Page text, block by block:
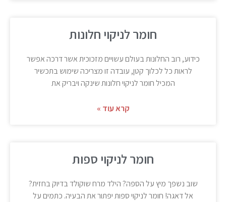
חומר לניקוי חלונות
כידוע, רוב החלונות בעולם עשויים מזכוכית אשר דרכה אפשר
לראות כל לכלוך קטן, עובדה זו מצריכה שימוש בתכשיר
המכיל חומר לניקוי חלונות שינקה ויבריק את
קרא עוד »
חומר לניקוי ספות
שוב נשפך מיץ על הספה? הילד מרח שוקולד בדיוק בחזית?
אל דאגה! חומר לניקוי ספות יפתור את הבעיה. כתמים על